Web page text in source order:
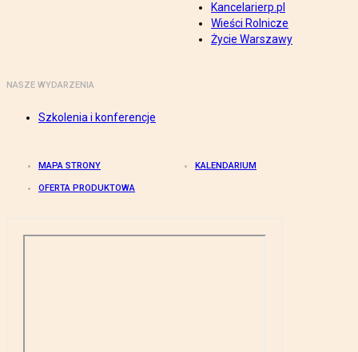
Kancelarierp.pl
Wieści Rolnicze
Życie Warszawy
NASZE WYDARZENIA
Szkolenia i konferencje
MAPA STRONY KALENDARIUM
OFERTA PRODUKTOWA